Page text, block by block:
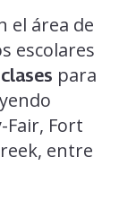
el área de
escolares
para
Fair, Fort
entre